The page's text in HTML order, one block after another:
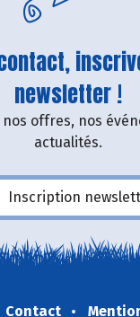
newsletter !
offres, nos
actualités.
Inscription
Contact